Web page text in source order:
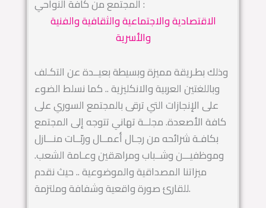
المجتمع من كافة النواحي :
الاقتصادية والاجتماعية والثقافية والفنية
والأسرية
وذلك بطـريقة مميزة وبسيطة بعيــدة عن التكـلف
وباللغتين العربية والانكليزية .. كما نسلط الضوء
على الإنجازات التي ترقى بالمجتمع السوري على
كافة الأصعدة. مجلــة تهاني تتوجه إلى المجتمع
بكافـة شرائحه من رجـال أعمــال وربّــات منـــازل
وموظفيـــن وشــباب ومراهقين وعـامة الشعب.
ميزاتنا المصداقية والموضوعية .. حيث نقدم
للقارئ صورة واقعية وشفافة وملتزمة.